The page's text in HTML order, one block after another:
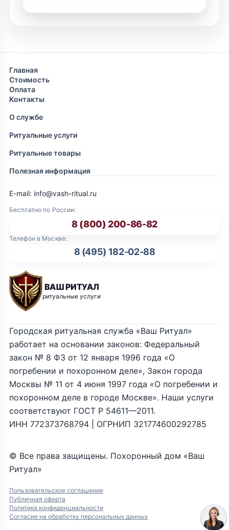
Главная
Стоимость
Оплата
Контакты
О службе
Ритуальные услуги
Ритуальные товары
Полезная информация
ВАШ РИТУАЛ
ритуальные услуги
Бесплатно по России:
8 (800) 200-86-82
Телефон в Москве:
8 (495) 182-02-88
E-mail: info@vash-ritual.ru
© Все права защищены. Похоронный дом «Ваш
Ритуал»
Пользовательское соглашение
Публичная оферта
Политика конфиденциальности
Согласие на обработку персональных данных
Городская ритуальная служба «Ваш Ритуал»
работает на основании законов: Федеральный
закон № 8 ФЗ от 12 января 1996 года «О
погребении и похоронном деле», Закон города
Москвы № 11 от 4 июня 1997 года «О погребении и
похоронном деле в городе Москве». Наши услуги
соответствуют ГОСТ Р 54611—2011.
ИНН 772373768794 | ОГРНИП 321774600292785